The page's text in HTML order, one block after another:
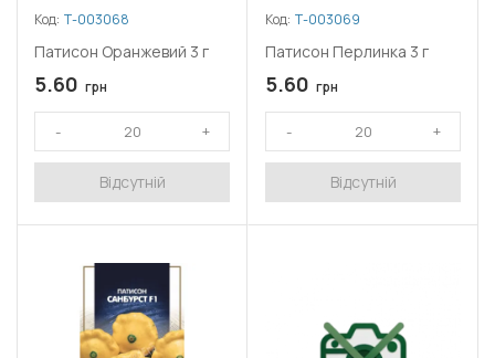
Код: Т-003068
Патисон Оранжевий 3 г
5.60 грн
Відсутній
Код: Т-003069
Патисон Перлинка 3 г
5.60 грн
Відсутній